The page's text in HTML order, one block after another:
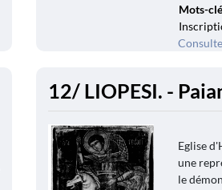
Mots-
12/ LIOPESI. -
Eglise
une
le